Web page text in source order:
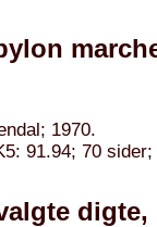
1970.
91.94; 70 sider;
digte,